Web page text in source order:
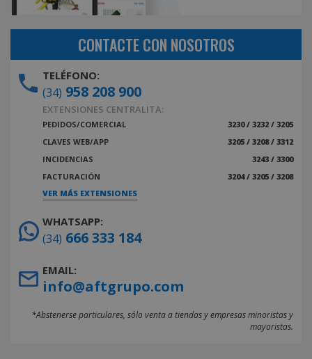
CONTACTE CON NOSOTROS
TELÉFONO:
(34) 958 208 900
EXTENSIONES CENTRALITA:
PEDIDOS/COMERCIAL
3230 / 3232 / 3205
CLAVES WEB/APP
3205 / 3208 / 3312
INCIDENCIAS
3243 / 3300
FACTURACIÓN
3204 / 3205 / 3208
VER MÁS EXTENSIONES
WHATSAPP:
(34) 666 333 184
EMAIL:
info@aftgrupo.com
*Abstenerse particulares, sólo venta a tiendas y empresas minoristas y
mayoristas.